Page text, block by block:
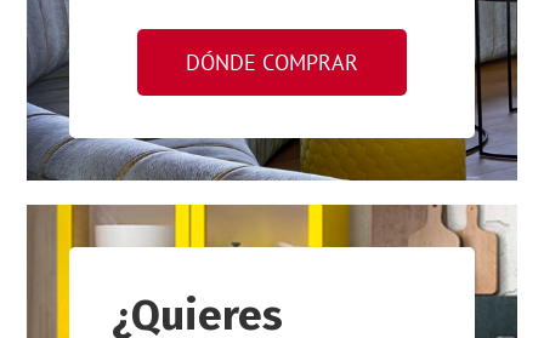
DÓNDE COMPRAR
¿Quieres